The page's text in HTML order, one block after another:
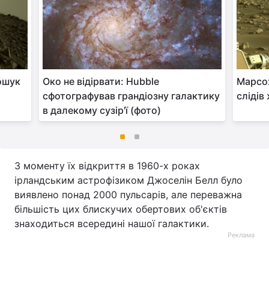
Око не відірвати: Hubble
сфотографував грандіозну галактику
в далекому сузір'ї (фото)
З моменту їх відкриття в 1960-х роках
ірландським астрофізиком Джоселін Белл було
виявлено понад 2000 пульсарів, але переважна
більшість цих блискучих обертових об'єктів
знаходиться всередині нашої галактики.
Реклама